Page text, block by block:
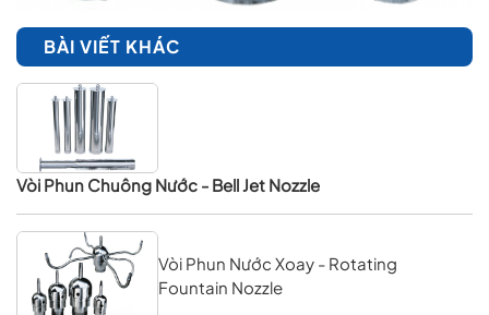
BÀI VIẾT KHÁC
Vòi Phun Chuông Nước - Bell Jet Nozzle
Vòi Phun Nước Xoay - Rotating
Fountain Nozzle